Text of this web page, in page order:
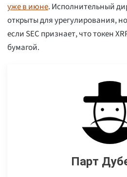
уже в июне. Исполнительный
открыты для урегулирования,
если SEC признает, что токен
бумагой.
Парт